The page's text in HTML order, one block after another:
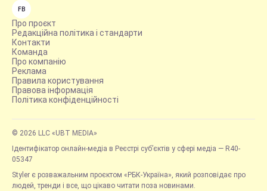
FB
Про проєкт
Редакційна політика і стандарти
Контакти
Команда
Про компанію
Реклама
Правила користування
Правова інформація
Політика конфіденційності
© 2026 LLC «UBT MEDIA»
Ідентифікатор онлайн-медіа в Реєстрі суб’єктів у сфері медіа — R40-
05347
Styler є розважальним проєктом «РБК-Україна», який розповідає про
людей, тренди і все, що цікаво читати поза новинами.